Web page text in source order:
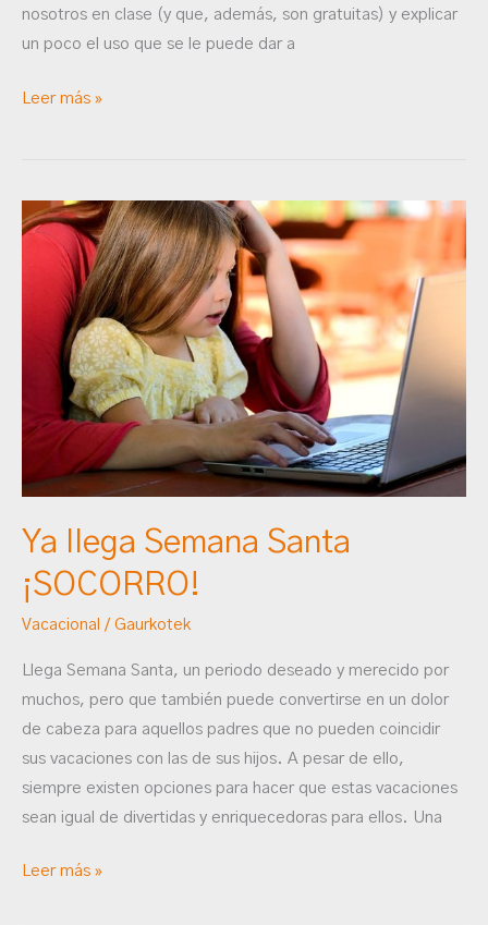
nosotros en clase (y que, además, son gratuitas) y explicar
un poco el uso que se le puede dar a
Leer más »
Ya llega Semana Santa
¡SOCORRO!
Vacacional / Gaurkotek
Llega Semana Santa, un periodo deseado y merecido por
muchos, pero que también puede convertirse en un dolor
de cabeza para aquellos padres que no pueden coincidir
sus vacaciones con las de sus hijos. A pesar de ello,
siempre existen opciones para hacer que estas vacaciones
sean igual de divertidas y enriquecedoras para ellos. Una
Ya
llega
Semana
Santa
¡SOCORRO!
Leer más »